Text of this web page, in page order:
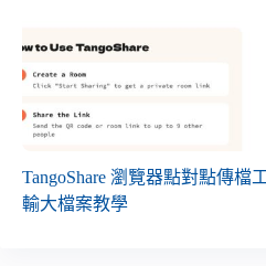
TangoShare 瀏覽器點對點傳檔
輸大檔案教學